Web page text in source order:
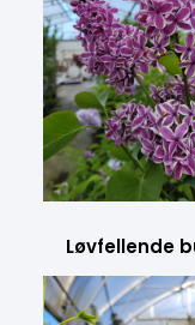
Løvfellende